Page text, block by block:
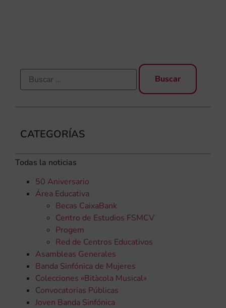
CATEGORÍAS
Todas la noticias
50 Aniversario
Área Educativa
Becas CaixaBank
Centro de Estudios FSMCV
Progem
Red de Centros Educativos
Asambleas Generales
Banda Sinfónica de Mujeres
Colecciones «Bitàcola Musical»
Convocatorias Públicas
Joven Banda Sinfónica